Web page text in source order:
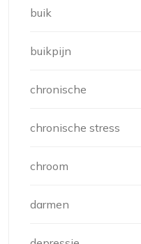
buik
buikpijn
chronische
chronische stress
chroom
darmen